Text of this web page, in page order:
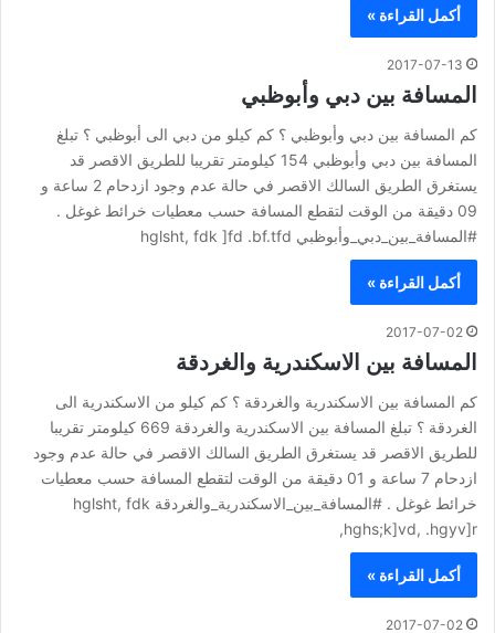
أكمل القراءة »
2017-07-13
المسافة بين دبي وأبوظبي
كم المسافة بين دبي وأبوظبي ؟ كم كيلو من دبي الى أبوظبي ؟ تبلغ
المسافة بين دبي وأبوظبي 154 كيلومتر تقريبا للطريق الاقصر قد
يستغرق الطريق السالك الاقصر في حالة عدم وجود ازدحام 2 ساعة و
09 دقيقة من الوقت لتقطع المسافة حسب معطيات خرائط غوغل .
#المسافة_بين_دبي_وأبوظبي hglsht, fdk ]fd .bf.tfd
أكمل القراءة »
2017-07-02
المسافة بين الاسكندرية والغردقة
كم المسافة بين الاسكندرية والغردقة ؟ كم كيلو من الاسكندرية الى
الغردقة ؟ تبلغ المسافة بين الاسكندرية والغردقة 669 كيلومتر تقريبا
للطريق الاقصر قد يستغرق الطريق السالك الاقصر في حالة عدم وجود
ازدحام 7 ساعة و 01 دقيقة من الوقت لتقطع المسافة حسب معطيات
خرائط غوغل . #المسافة_بين_الاسكندرية_والغردقة hglsht, fdk
hghs;k]vd, .hgyv]r,
أكمل القراءة »
2017-07-02